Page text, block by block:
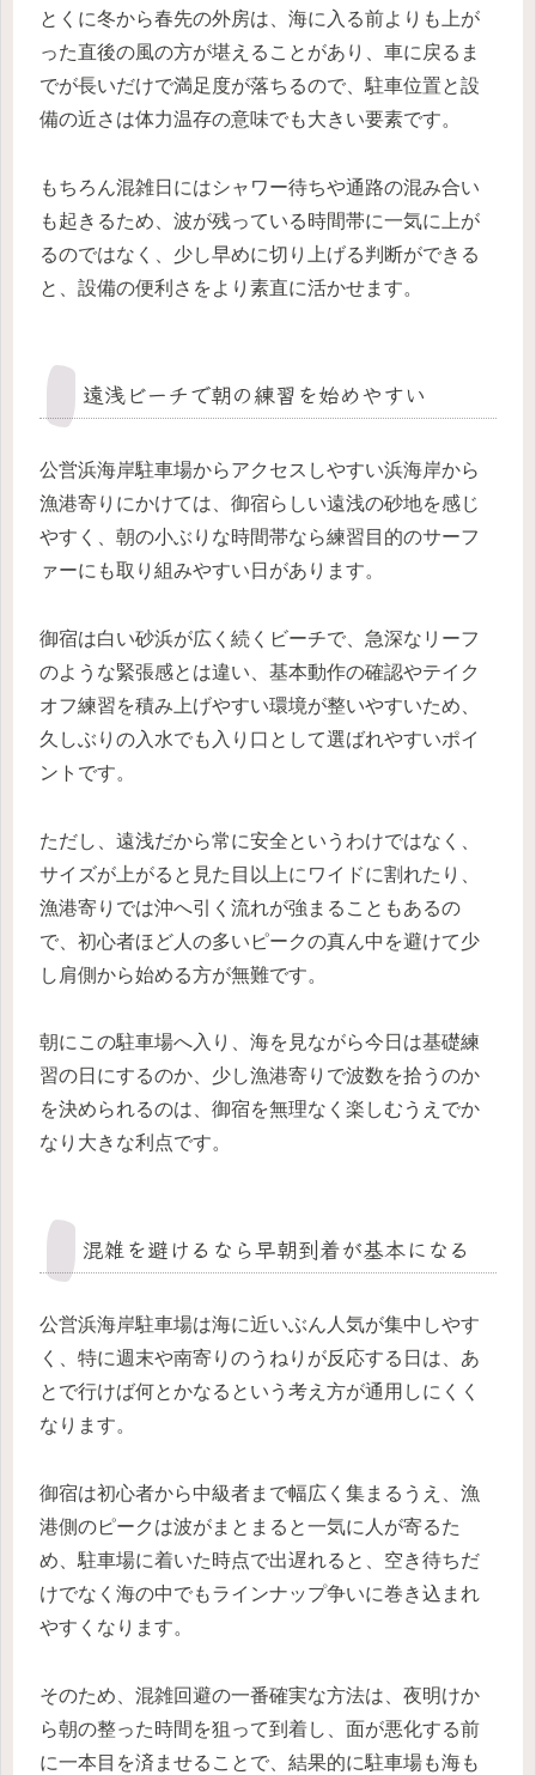
とくに冬から春先の外房は、海に入る前よりも上が
った直後の風の方が堪えることがあり、車に戻るま
でが長いだけで満足度が落ちるので、駐車位置と設
備の近さは体力温存の意味でも大きい要素です。
もちろん混雑日にはシャワー待ちや通路の混み合い
も起きるため、波が残っている時間帯に一気に上が
るのではなく、少し早めに切り上げる判断ができる
と、設備の便利さをより素直に活かせます。
遠浅ビーチで朝の練習を始めやすい
公営浜海岸駐車場からアクセスしやすい浜海岸から
漁港寄りにかけては、御宿らしい遠浅の砂地を感じ
やすく、朝の小ぶりな時間帯なら練習目的のサーフ
ァーにも取り組みやすい日があります。
御宿は白い砂浜が広く続くビーチで、急深なリーフ
のような緊張感とは違い、基本動作の確認やテイク
オフ練習を積み上げやすい環境が整いやすいため、
久しぶりの入水でも入り口として選ばれやすいポイ
ントです。
ただし、遠浅だから常に安全というわけではなく、
サイズが上がると見た目以上にワイドに割れたり、
漁港寄りでは沖へ引く流れが強まることもあるの
で、初心者ほど人の多いピークの真ん中を避けて少
し肩側から始める方が無難です。
朝にこの駐車場へ入り、海を見ながら今日は基礎練
習の日にするのか、少し漁港寄りで波数を拾うのか
を決められるのは、御宿を無理なく楽しむうえでか
なり大きな利点です。
混雑を避けるなら早朝到着が基本になる
公営浜海岸駐車場は海に近いぶん人気が集中しやす
く、特に週末や南寄りのうねりが反応する日は、あ
とで行けば何とかなるという考え方が通用しにくく
なります。
御宿は初心者から中級者まで幅広く集まるうえ、漁
港側のピークは波がまとまると一気に人が寄るた
め、駐車場に着いた時点で出遅れると、空き待ちだ
けでなく海の中でもラインナップ争いに巻き込まれ
やすくなります。
そのため、混雑回避の一番確実な方法は、夜明けか
ら朝の整った時間を狙って到着し、面が悪化する前
に一本目を済ませることで、結果的に駐車場も海も